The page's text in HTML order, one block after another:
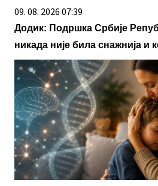
09. 08. 2026 07:39
Додик: Подршка Србије
никада није била снажнија и